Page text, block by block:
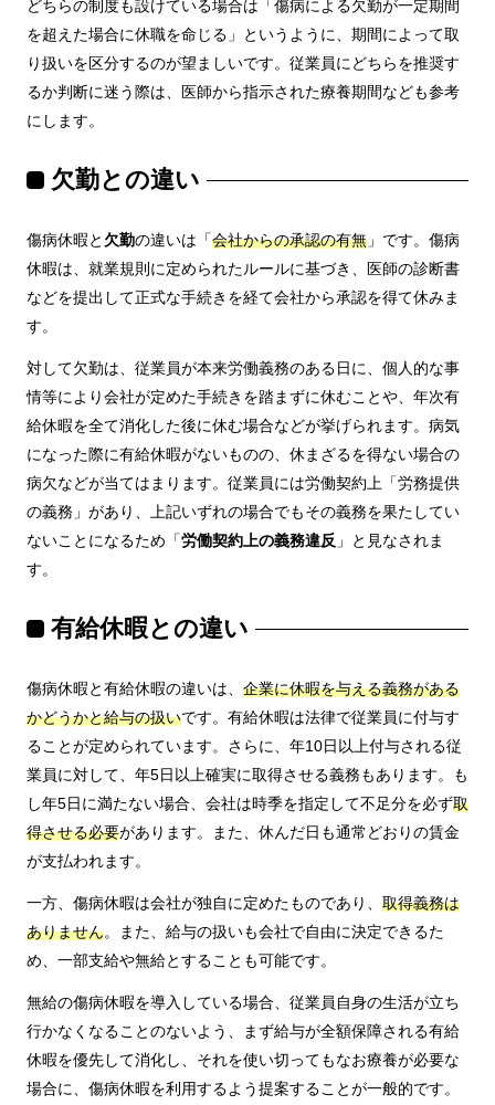
どちらの制度も設けている場合は「傷病による欠勤が一定期間
を超えた場合に休職を命じる」というように、期間によって取
り扱いを区分するのが望ましいです。従業員にどちらを推奨す
るか判断に迷う際は、医師から指示された療養期間なども参考
にします。
欠勤との違い
傷病休暇と 欠勤の違いは「会社からの承認の有無 」です。傷病
休暇は、就業規則に定められたルールに基づき、医師の診断書
などを提出して正式な手続きを経て会社から承認を得て休みま
す。
対して欠勤は、従業員が本来労働義務のある日に、個人的な事
情等により会社が定めた手続きを踏まずに休むことや、年次有
給休暇を全て消化した後に休む場合などが挙げられます。病気
になった際に有給休暇がないものの、休まざるを得ない場合の
病欠などが当てはまります。従業員には労働契約上「労務提供
の義務」があり、上記いずれの場合でもその義務を果たしてい
ないことになるため「労働契約上の義務違反 」と見なされま
す。
有給休暇との違い
傷病休暇と有給休暇の違いは、 企業に休暇を与える義務がある
かどうかと給与の扱いです。有給休暇は法律で従業員に付与す
ることが定められています。さらに、年10日以上付与される従
業員に対して、年5日以上確実に取得させる義務もあります。も
し年5日に満たない場合、会社は時季を指定して不足分を必ず取
得させる必要があります。また、休んだ日も通常どおりの賃金
が支払われます。
一方、傷病休暇は会社が独自に定めたものであり、 取得義務は
ありません。また、給与の扱いも会社で自由に決定できるた
め、一部支給や無給とすることも可能です。
無給の傷病休暇を導入している場合、従業員自身の生活が立ち
行かなくなることのないよう、まず給与が全額保障される有給
休暇を優先して消化し、それを使い切ってもなお療養が必要な
場合に、傷病休暇を利用するよう提案することが一般的です。